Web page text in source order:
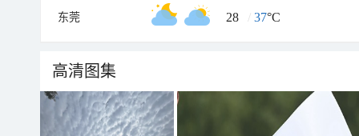
东莞 28 / 37°C
高清图集